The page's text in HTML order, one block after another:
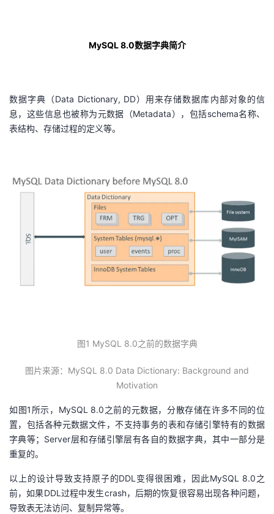
的
博
我
的
坛
我
圈
的
我
的
学
堂
的
我
我
我
的
技
我
的
MySQL 8.0数据字典简介
数据字典（Data Dictionary, DD）用来存储数据库内部对象的信
息，这些信息也被称为元数据（Metadata），包括schema名称、
表结构、存储过程的定义等。
图1 MySQL 8.0之前的数据字典
图片来源：MySQL 8.0 Data Dictionary: Background and
Motivation
如图1所示，MySQL 8.0之前的元数据，分散存储在许多不同的位
置，包括各种元数据文件，不支持事务的表和存储引擎特有的数据
字典等；Server层和存储引擎层有各自的数据字典，其中一部分是
重复的。
以上的设计导致支持原子的DDL变得很困难，因此MySQL 8.0之
前，如果DDL过程中发生crash，后期的恢复很容易出现各种问题，
导致表无法访问、复制异常等。